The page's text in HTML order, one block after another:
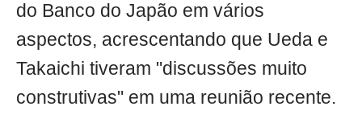
do Banco do Japão em vários
aspectos, acrescentando que Ueda e
Takaichi tiveram "discussões muito
construtivas" em uma reunião recente.